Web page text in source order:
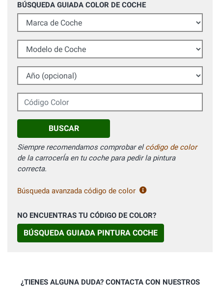
BÚSQUEDA GUIADA COLOR DE COCHE
Marca de Coche
Modelo de Coche
Año (opcional)
Código Color
BUSCAR
Siempre recomendamos comprobar elcódigo de color
de la carrocerÍa en tu coche para pedir la pintura
correcta.
Búsqueda avanzada código de color
NO ENCUENTRAS TU CÓDIGO DE COLOR?
BÚSQUEDA GUIADA PINTURA COCHE
¿TIENES ALGUNA DUDA? CONTACTA CON NUESTROS